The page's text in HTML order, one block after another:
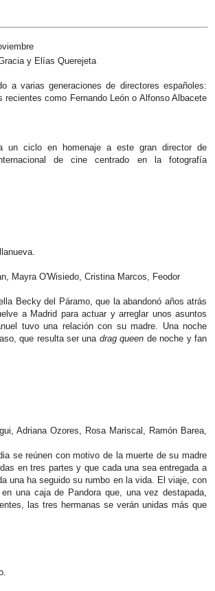
y Elías Querejeta
a varias generaciones de directores españoles:
como Fernando León o Alfonso Albacete
un ciclo en homenaje a este gran director de
de cine centrado en la fotografía
Mayra O'Wisiedo, Cristina Marcos, Feodor
Becky del Páramo, que la abandonó años atrás
a Madrid para actuar y arreglar unos asuntos
tuvo una relación con su madre. Una noche
que resulta ser una drag queen de noche y fan
Adriana Ozores, Rosa Mariscal, Ramón Barea,
se reúnen con motivo de la muerte de su madre
en tres partes y que cada una sea entregada a
una ha seguido su rumbo en la vida. El viaje, con
una caja de Pandora que, una vez destapada,
las tres hermanas se verán unidas más que